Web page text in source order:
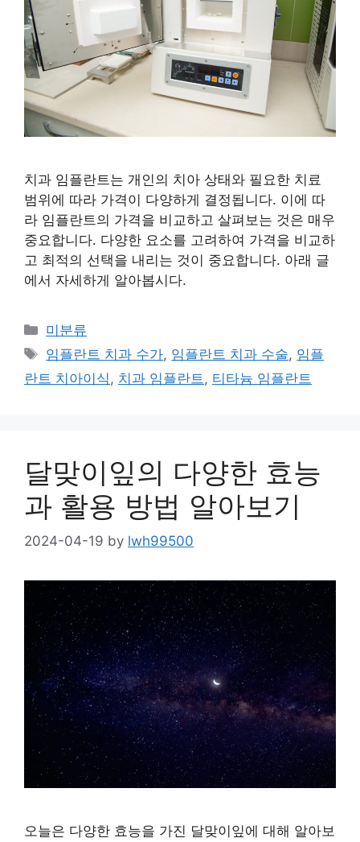
치과 임플란트는 개인의 치아 상태와 필요한 치료
범위에 따라 가격이 다양하게 결정됩니다. 이에 따
라 임플란트의 가격을 비교하고 살펴보는 것은 매우
중요합니다. 다양한 요소를 고려하여 가격을 비교하
고 최적의 선택을 내리는 것이 중요합니다. 아래 글
에서 자세하게 알아봅시다.
Categories
미분류
Tags
임플란트 치과 수가, 임플란트 치과 수술, 임플
란트 치아이식 , 치과 임플란트 , 티타늄 임플란트
달맞이잎의 다양한 효능
과 활용 방법 알아보기
2024-04-19 by lwh99500
오늘은 다양한 효능을 가진 달맞이잎에 대해 알아보